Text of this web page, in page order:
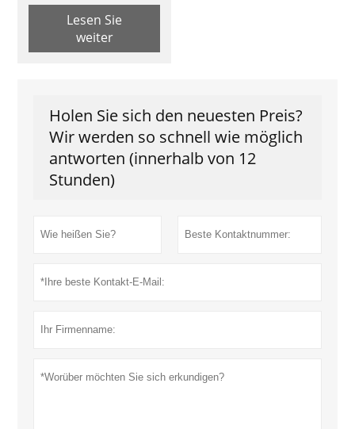
Lesen Sie
weiter
Holen Sie sich den neuesten Preis?
Wir werden so schnell wie möglich
antworten (innerhalb von 12
Stunden)